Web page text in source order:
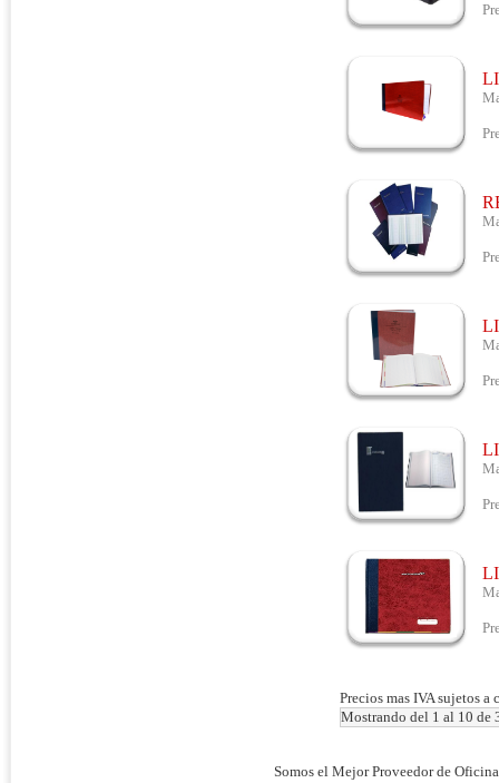
Precios mas IVA sujetos
Mostrando del 1 al 10 de
Somos el Mejor Proveedor de